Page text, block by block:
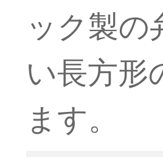
ック製の
い長方形
ます。